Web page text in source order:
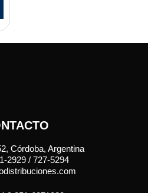
Córdoba, Argentina
2929 / 727-5294